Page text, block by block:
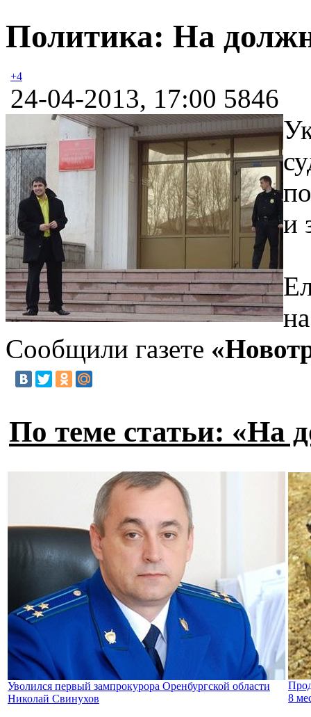
Политика: На
+4
24-04-2013, 17:00 5846
и
Сообщили газете
По теме статьи: «На
Уволился первый зампрокурора Оренбургской области
Николай Свинухов
8